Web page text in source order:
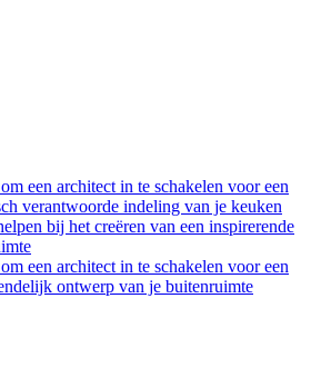
een architect in te schakelen voor een
verantwoorde indeling van je keuken
bij het creëren van een inspirerende
een architect in te schakelen voor een
ontwerp van je buitenruimte